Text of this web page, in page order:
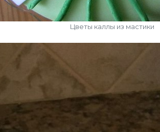
Цветы каллы из мастики